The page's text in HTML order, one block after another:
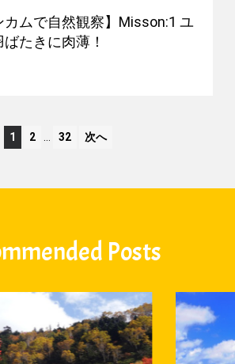
カムで自然観察】Misson:1 ユ
たきに肉薄！
1 2 32 次へ
Posts